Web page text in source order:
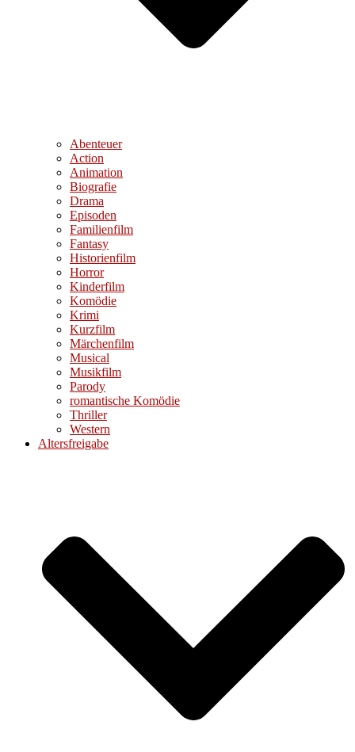
Abenteuer
Action
Animation
Biografie
Drama
Episoden
Familienfilm
Fantasy
Historienfilm
Horror
Kinderfilm
Komödie
Krimi
Kurzfilm
Märchenfilm
Musical
Musikfilm
Parody
romantische Komödie
Thriller
Western
Altersfreigabe